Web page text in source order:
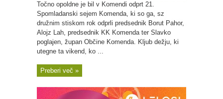
Točno opoldne je bil v Komendi odprt 21.
Spomladanski sejem Komenda, ki so ga, sz
družnim stiskom rok odprli predsednik Borut Pahor,
Alojz Lah, predsednik KK Komenda ter Slavko
poglajen, župan Občine Komenda. Kljub dežju, ki
utegne ta vikend, ko ...
Preberi več »